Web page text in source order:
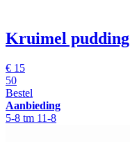
Kruimel pudding
€ 15
50
Bestel
Aanbieding
5-8 tm 11-8